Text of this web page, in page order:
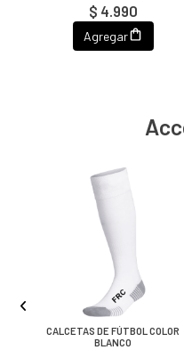
$ 4.990
Agregar
CALCETAS DE FÚTBOL COLOR
BLANCO